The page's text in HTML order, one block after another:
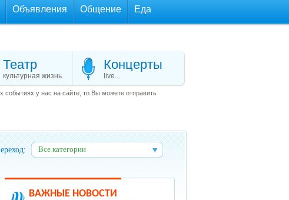
Объявления Общение Еда
Театр
культурная жизнь
Концерты
live...
у нас на сайте, то Вы можете отправить
Все категории
ВАЖНЫЕ НОВОСТИ